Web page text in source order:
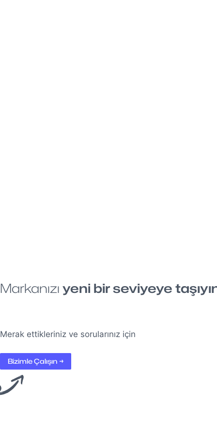
Markanızı yeni bir seviyeye
Merak ettikleriniz ve sorularınız için
Bizimle Çalışın →